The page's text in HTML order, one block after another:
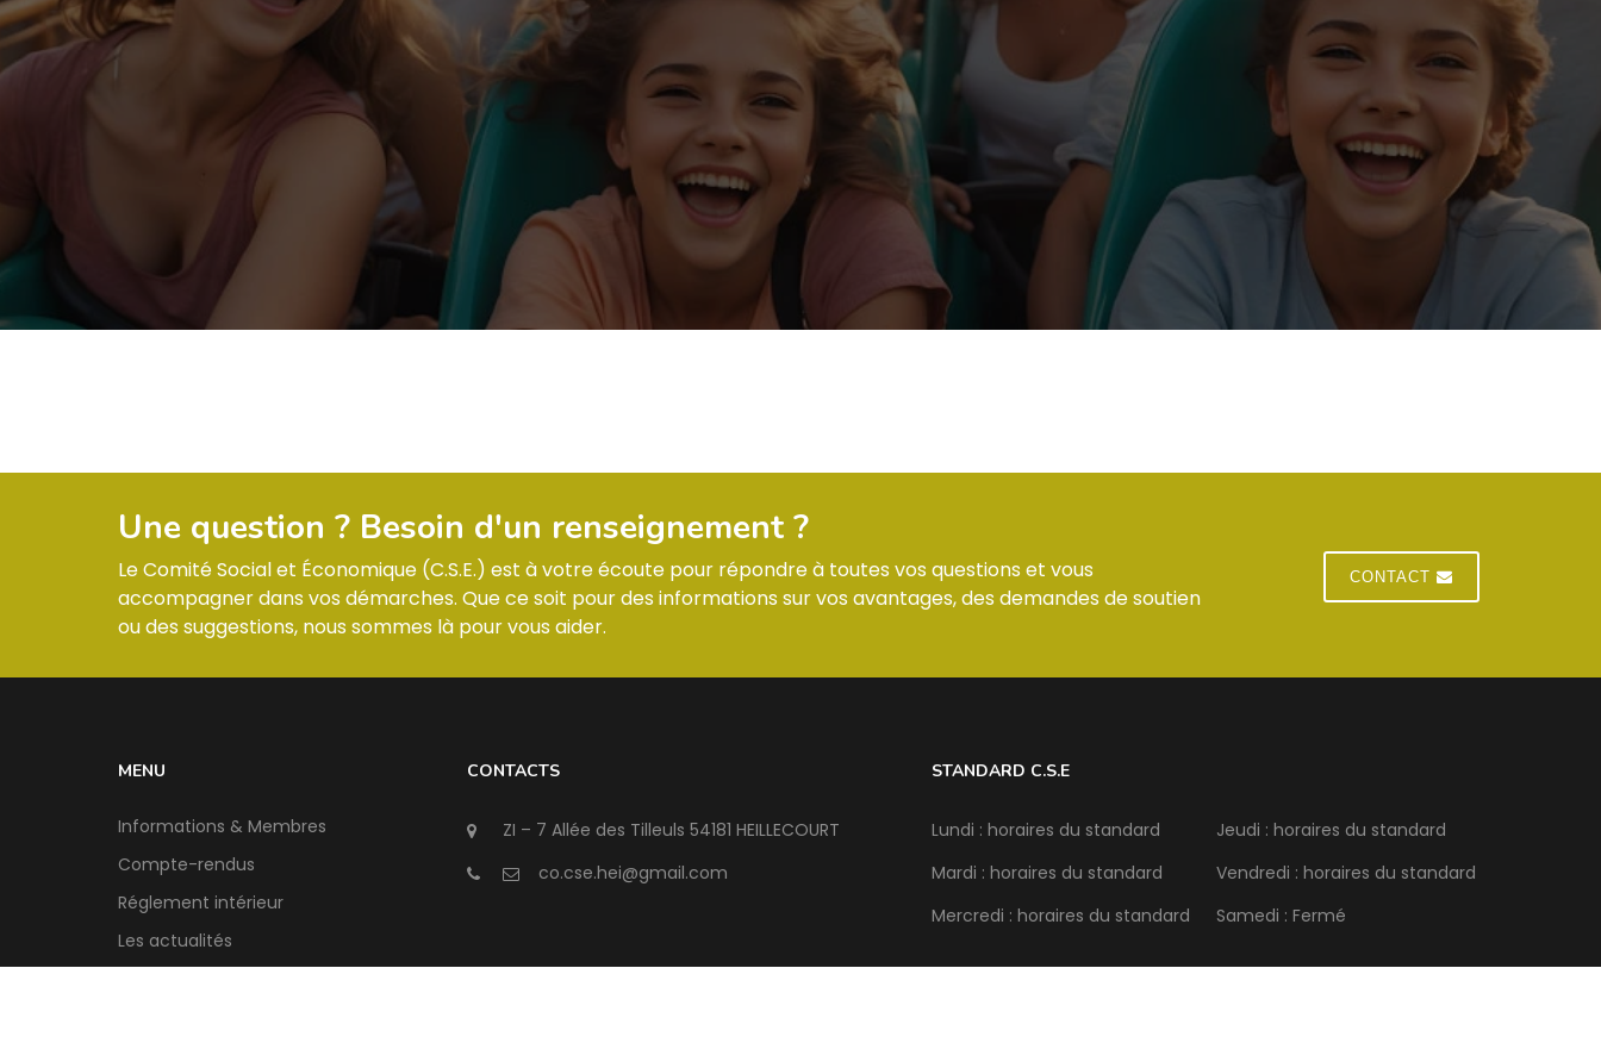
Une question ? Besoin d'un renseignement ?
Le Comité Social et Économique (C.S.E.) est à votre écoute pour répondre à toutes vos questions et vous
accompagner dans vos démarches. Que ce soit pour des informations sur vos avantages, des demandes de soutien
ou des suggestions, nous sommes là pour vous aider.
CONTACT
MENU
Informations & Membres
Compte-rendus
Réglement intérieur
Les actualités
CONTACTS
ZI – 7 Allée des Tilleuls 54181 HEILLECOURT
@
STANDARD C.S.E
Lundi : horaires du standard
Mardi : horaires du standard
Mercredi : horaires du standard
Jeudi : horaires du standard
Vendredi : horaires du standard
Samedi : Fermé